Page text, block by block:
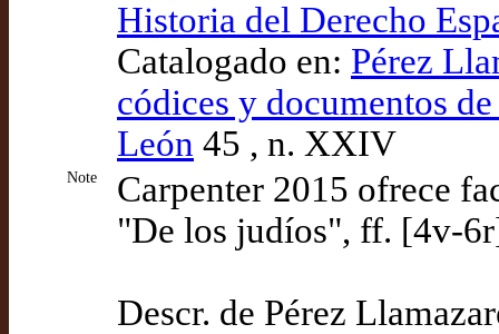
Historia del Derecho
Catalogado en: Pérez
códices y documentos
León 45 , n. XXIV
Note
Carpenter 2015 ofrece
"De los judíos", ff. [4v-
Descr. de Pérez